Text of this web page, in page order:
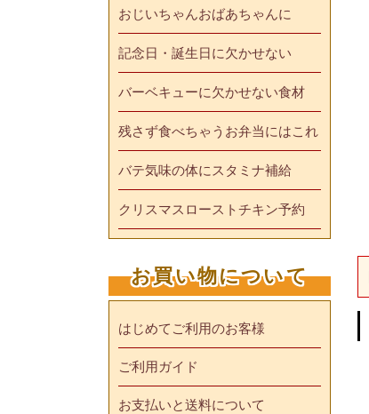
おじいちゃんおばあちゃんに
記念日・誕生日に欠かせない
バーベキューに欠かせない食材
残さず食べちゃうお弁当にはこれ
バテ気味の体にスタミナ補給
クリスマスローストチキン予約
お買い物について
はじめてご利用のお客様
ご利用ガイド
お支払いと送料について